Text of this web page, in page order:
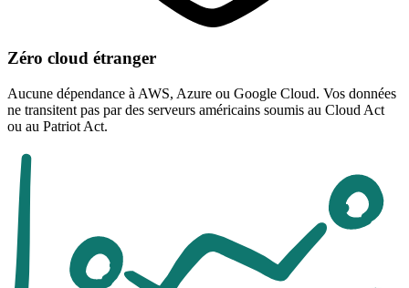
Zéro cloud étranger
Aucune dépendance à AWS, Azure ou Google Cloud. Vos données
ne transitent pas par des serveurs américains soumis au Cloud Act
ou au Patriot Act.